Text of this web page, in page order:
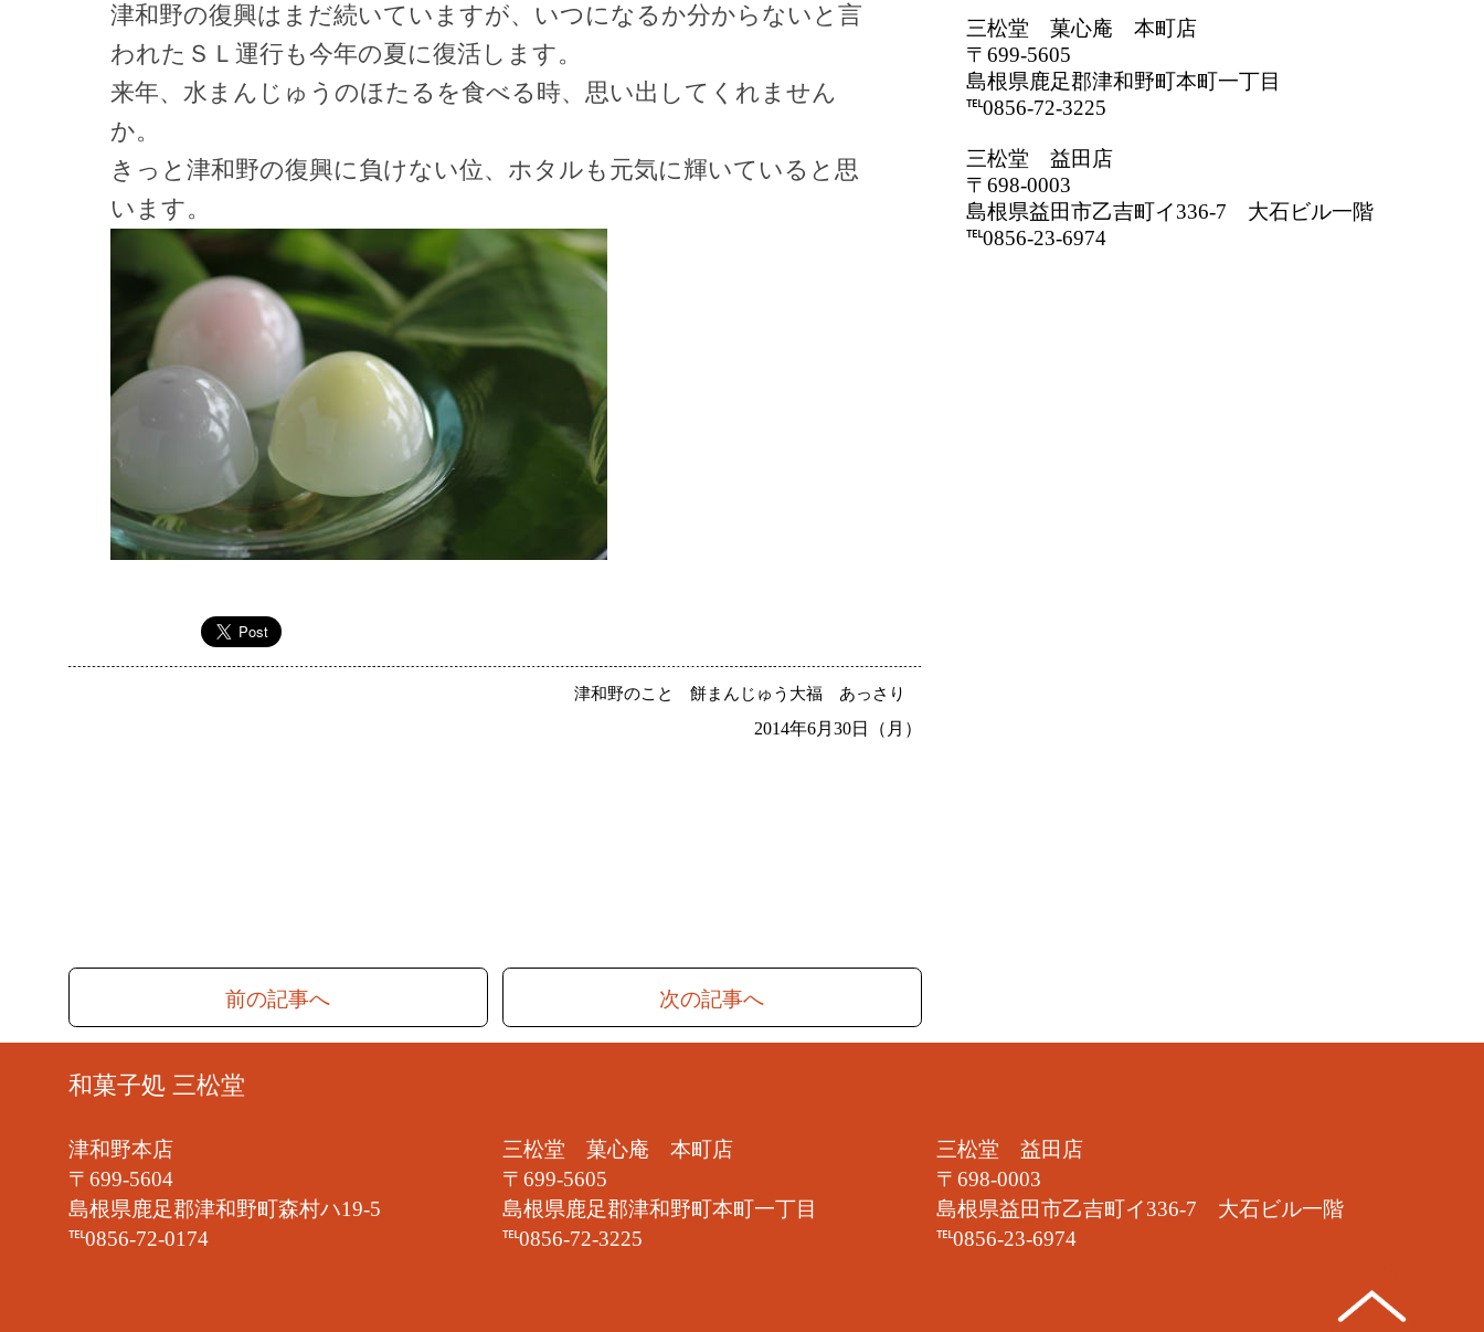
津和野の復興はまだ続いていますが、いつになるか分からないと言
われたＳＬ運行も今年の夏に復活します。
来年、水まんじゅうのほたるを食べる時、思い出してくれません
か。
きっと津和野の復興に負けない位、ホタルも元気に輝いていると思
います。
津和野のこと 餅まんじゅう大福 あっさり
2014年6月30日（月）
前の記事へ 次の記事へ
三松堂 菓心庵 本町店
〒699-5605
島根県鹿足郡津和野町本町一丁目
℡0856-72-3225
三松堂 益田店
〒698-0003
島根県益田市乙吉町イ336-7 大石ビル一階
℡0856-23-6974
和菓子処 三松堂
津和野本店
〒699-5604
島根県鹿足郡津和野町森村ハ19-5
℡0856-72-0174
三松堂 菓心庵 本町店
〒699-5605
島根県鹿足郡津和野町本町一丁目
℡0856-72-3225
三松堂 益田店
〒698-0003
島根県益田市乙吉町イ336-7 大石ビル一階
℡0856-23-6974